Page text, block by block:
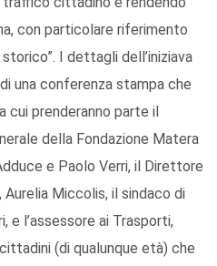
con particolare riferimento
I dettagli dell’iniziava
una conferenza stampa che
cui prenderanno parte il
della Fondazione Matera
e Paolo Verri, il Direttore
Miccolis, il sindaco di
e l’assessore ai Trasporti,
(di qualunque età) che